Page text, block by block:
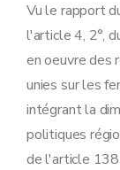
Vu le rapport
l'article 4, 2°,
en oeuvre des
unies sur les
intégrant la
politiques
de l'article